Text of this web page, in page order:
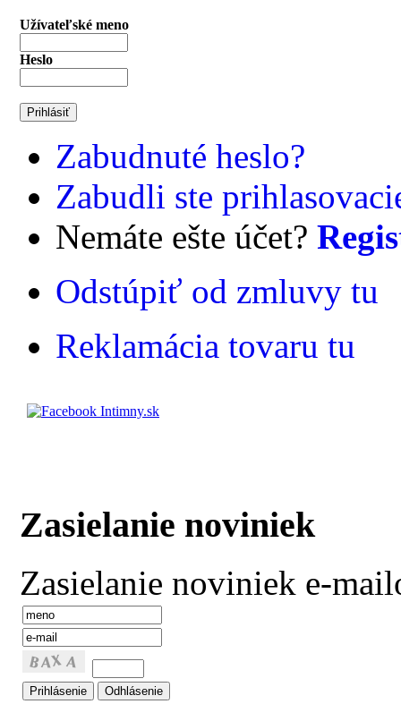
Užívateľské meno
Heslo
Zabudnuté heslo?
Zabudli ste
Nemáte ešte účet?
Odstúpiť od zmluvy tu
Reklamácia tovaru tu
Zasielanie noviniek
Zasielanie noviniek e-